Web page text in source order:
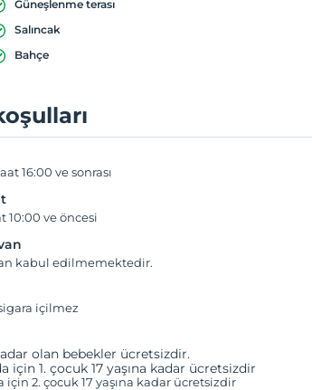
Güneşlenme terası
Salıncak
Bahçe
16:00 ve sonrası
10:00 ve öncesi
kabul edilmemektedir.
içilmez
olan bebekler ücretsizdir.
için 1. çocuk 17 yaşına kadar ücretsizdir
için 2. çocuk 17 yaşına kadar ücretsizdir